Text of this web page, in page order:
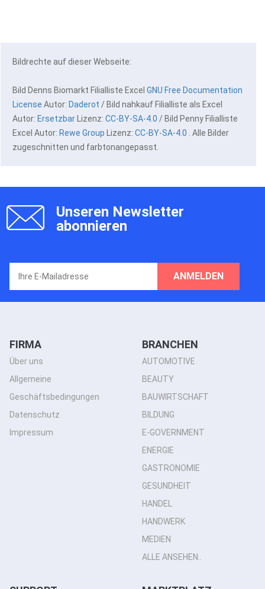
Bildrechte auf dieser Webseite:
Bild Denns Biomarkt Filialliste Excel GNU Free Documentation
License Autor: Daderot / Bild nahkauf Filialliste als Excel
Autor: ErsetzbarLizenz: CC-BY-SA-4.0 / Bild Penny Filialliste
Excel Autor: Rewe Group Lizenz: CC-BY-SA-4.0 . Alle Bilder
zugeschnitten und farbtonangepasst.
Unseren Newsletter
abonnieren
ANMELDEN
FIRMA
Über uns
Allgemeine
Geschäftsbedingungen
Datenschutz
Impressum
BRANCHEN
AUTOMOTIVE
BEAUTY
BAUWIRTSCHAFT
BILDUNG
E-GOVERNMENT
ENERGIE
GASTRONOMIE
GESUNDHEIT
HANDEL
HANDWERK
MEDIEN
ALLE ANSEHEN..